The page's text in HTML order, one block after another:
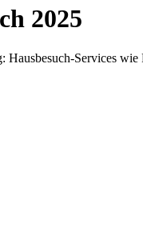
2025
Services